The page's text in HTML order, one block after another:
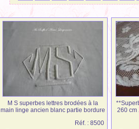
M S superbes lettres brodées à la
main linge ancien blanc partie bordure
Réf. : 8500
260 cm